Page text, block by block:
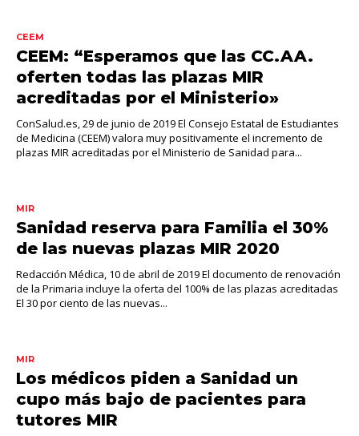
CEEM
CEEM: “Esperamos que las CC.AA.
oferten todas las plazas MIR
acreditadas por el Ministerio»
ConSalud.es, 29 de junio de 2019 El Consejo Estatal de Estudiantes
de Medicina (CEEM) valora muy positivamente el incremento de
plazas MIR acreditadas por el Ministerio de Sanidad para...
MIR
Sanidad reserva para Familia el 30%
de las nuevas plazas MIR 2020
Redacción Médica, 10 de abril de 2019 El documento de renovación
de la Primaria incluye la oferta del 100% de las plazas acreditadas
El 30 por ciento de las nuevas...
MIR
Los médicos piden a Sanidad un
cupo más bajo de pacientes para
tutores MIR